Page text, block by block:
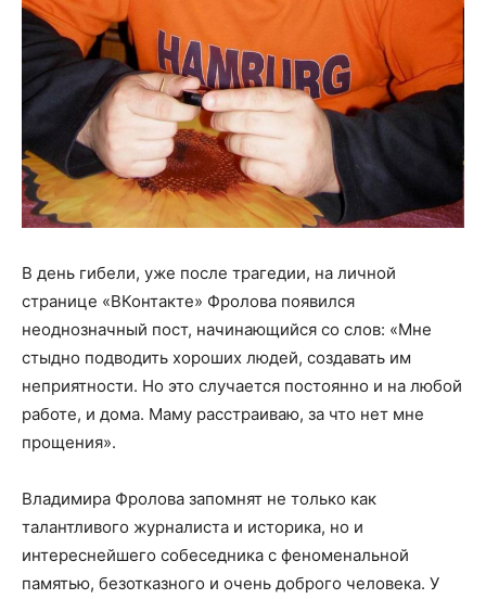
В день гибели, уже после трагедии, на личной
странице «ВКонтакте» Фролова появился
неоднозначный пост, начинающийся со слов: «Мне
стыдно подводить хороших людей, создавать им
неприятности. Но это случается постоянно и на любой
работе, и дома. Маму расстраиваю, за что нет мне
прощения».
Владимира Фролова запомнят не только как
талантливого журналиста и историка, но и
интереснейшего собеседника с феноменальной
памятью, безотказного и очень доброго человека. У